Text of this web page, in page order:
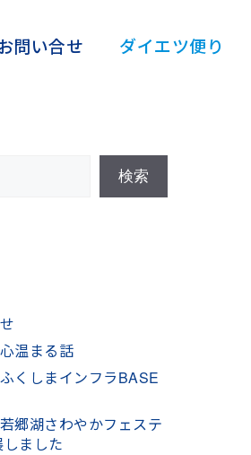
問い合せ ダイエツ便り
検索
温まる話
くしまインフラBASE
郷湖さわやかフェステ
ました